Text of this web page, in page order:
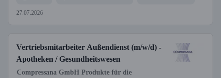
27.07.2026
Vertriebsmitarbeiter Außendienst (m/w/d) -
Apotheken / Gesundheitswesen
Compressana GmbH Produkte für die